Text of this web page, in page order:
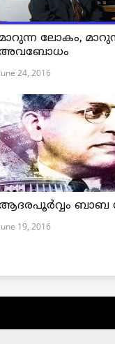
ലോകം,
June 24, 2016
ബാബ
June 19, 2016